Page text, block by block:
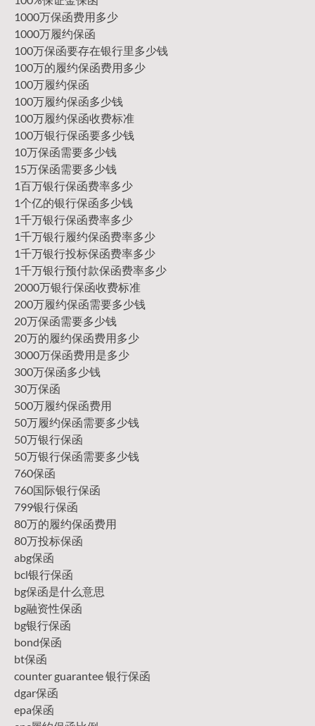
1000万保函费用多少
1000万履约保函
100万保函要存在银行里多少钱
100万的履约保函费用多少
100万履约保函
100万履约保函多少钱
100万履约保函收费标准
100万银行保函要多少钱
10万保函需要多少钱
15万保函需要多少钱
1百万银行保函费率多少
1个亿的银行保函多少钱
1千万银行保函费率多少
1千万银行履约保函费率多少
1千万银行投标保函费率多少
1千万银行预付款保函费率多少
2000万银行保函收费标准
200万履约保函需要多少钱
20万保函需要多少钱
20万的履约保函费用多少
3000万保函费用是多少
300万保函多少钱
30万保函
500万履约保函费用
50万履约保函需要多少钱
50万银行保函
50万银行保函需要多少钱
760保函
760国际银行保函
799银行保函
80万的履约保函费用
80万投标保函
abg保函
bcl银行保函
bg保函是什么意思
bg融资性保函
bg银行保函
bond保函
bt保函
counter guarantee 银行保函
dgar保函
epa保函